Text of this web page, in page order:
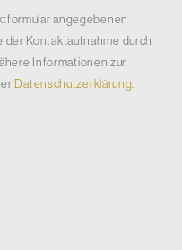
angegebenen
Kontaktaufnahme durch
Informationen zur
Datenschutzerklärung.